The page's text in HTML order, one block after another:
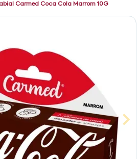
Carmed Coca Cola Marrom 10G